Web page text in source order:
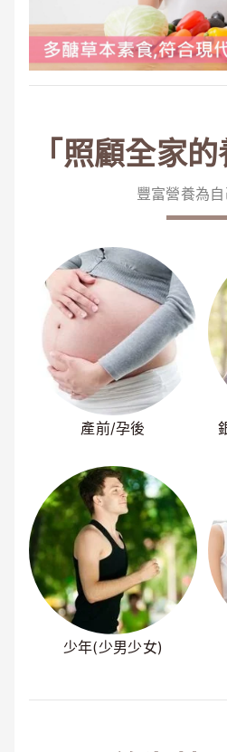
「照顧全家的
豐富營養為
產前/孕後
少年(少男少女)